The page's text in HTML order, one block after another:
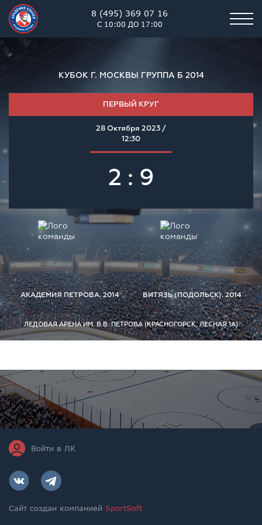
8 (495) 369 07 16
С 10:00 ДО 17:00
КУБОК Г. МОСКВЫ ГРУППА Б 2014
АКАДЕМИЯ ПЕТРОВА. 2014
ПЕРВЫЙ КРУГ
28 Октября 2023 /
12:30
2 : 9
ВИТЯЗЬ (ПОДОЛЬСК). 2014
ЛЕДОВАЯ АРЕНА ИМ. В.В. ПЕТРОВА (КРАСНОГОРСК, ЛЕСНАЯ 1А)
Войти в ЛК
Сайт создан компанией SportSoft